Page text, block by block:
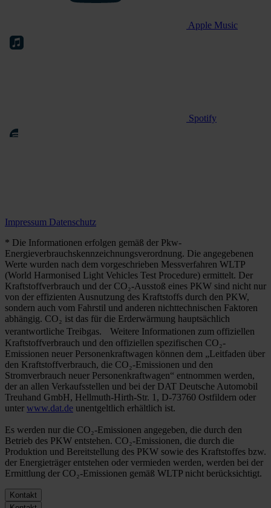
Apple Music
Spotify
Impressum Datenschutz
* Die Informationen erfolgen gemäß der Pkw-
Energieverbrauchskennzeichnungsverordnung. Die angegebenen
Werte wurden nach dem vorgeschrieben Messverfahren WLTP
(World Harmonised Light Vehicles Test Procedure) ermittelt. Der
Kraftstoffverbrauch und der CO₂-Ausstoß eines PKW sind nicht nur
von der effizienten Ausnutzung des Kraftstoffs durch den PKW,
sondern auch vom Fahrstil und anderen nichttechnischen Faktoren
abhängig. CO₂ ist das für die Erderwärmung hauptsächlich
verantwortliche Treibgas. Weitere Informationen zum offiziellen
Kraftstoffverbrauch und den offiziellen spezifischen CO₂-
Emissionen neuer Personenkraftwagen können dem „Leitfaden über
den Kraftstoffverbrauch, die CO₂-Emissionen und den
Stromverbrauch neuer Personenkraftwagen“ entnommen werden,
der an allen Verkaufsstellen und bei der DAT Deutsche Automobil
Treuhand GmbH, Hellmuth-Hirth-Str. 1, D-73760 Ostfildern oder
unter www.dat.de unentgeltlich erhältlich ist.
Es werden nur die CO₂-Emissionen angegeben, die durch den
Betrieb des PKW entstehen. CO₂-Emissionen, die durch die
Produktion und Bereitstellung des PKW sowie des Kraftstoffes bzw.
der Energieträger entstehen oder vermieden werden, werden bei der
Ermittlung der CO₂-Emissionen gemäß WLTP nicht berücksichtigt.
Kontakt